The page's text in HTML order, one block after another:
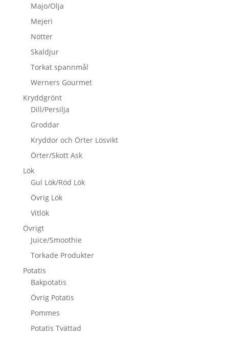
Majo/Olja
Mejeri
Nötter
Skaldjur
Torkat spannmål
Werners Gourmet
Kryddgrönt
Dill/Persilja
Groddar
Kryddor och Örter Lösvikt
Örter/Skott Ask
Lök
Gul Lök/Röd Lök
Övrig Lök
Vitlök
Övrigt
Juice/Smoothie
Torkade Produkter
Potatis
Bakpotatis
Övrig Potatis
Pommes
Potatis Tvättad